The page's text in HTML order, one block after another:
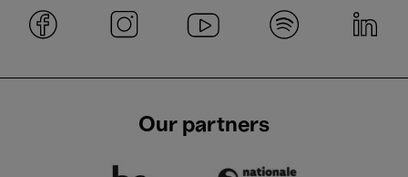
Our partners